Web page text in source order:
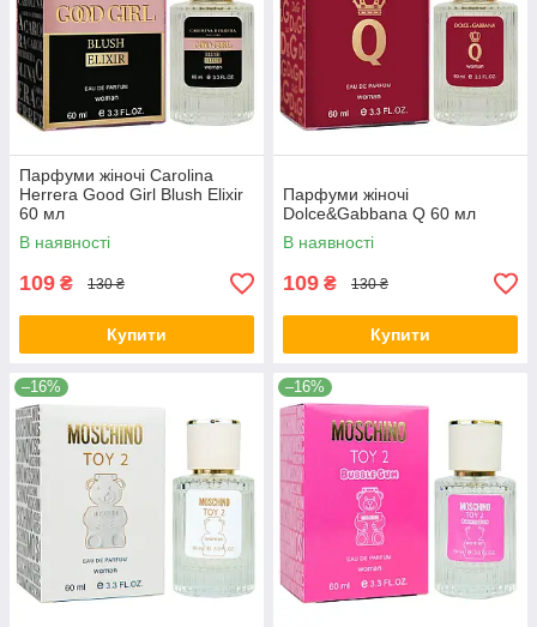
Парфуми жіночі Carolina
Herrera Good Girl Blush Elixir
60 мл
В наявності
109 ₴ 130 ₴
Купити
Парфуми жіночі
Dolce&Gabbana Q 60 мл
В наявності
109 ₴ 130 ₴
Купити
–16% –16%